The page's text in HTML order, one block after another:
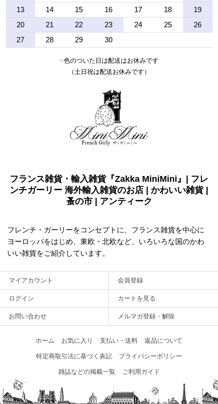
13
14 15 16 17 18
19
20
21 22 23 24 25
26
27
28 29 30
■色のついた日は配送はお休みです
（土日祝は配送お休みです）
フランス雑貨・輸入雑貨『Zakka MiniMini』| フレ
ンチガーリー 海外輸入雑貨のお店 | かわいい雑貨 |
蚤の市 | アンティーク
フレンチ・ガーリーをコンセプトに、フランス雑貨を中心に
ヨーロッパをはじめ、東欧・北欧など、いろいろな国のかわ
いい雑貨をご紹介しています。
マイアカウント 会員登録
ログイン カートを見る
お問い合わせ メルマガ登録・解除
ホーム お気に入り 支払い・送料 返品について
特定商取引法に基づく表記 プライバシーポリシー
雑誌などの掲載一覧 ご利用ガイド